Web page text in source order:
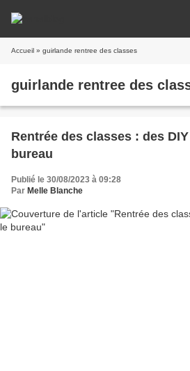
Accueil » guirlande rentree des classes
guirlande rentree des
Rentrée des classes : des
bureau
Publié le 30/08/2023 à 09:28
Par Melle Blanche